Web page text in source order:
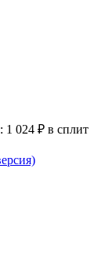
1 024 ₽ в сплит